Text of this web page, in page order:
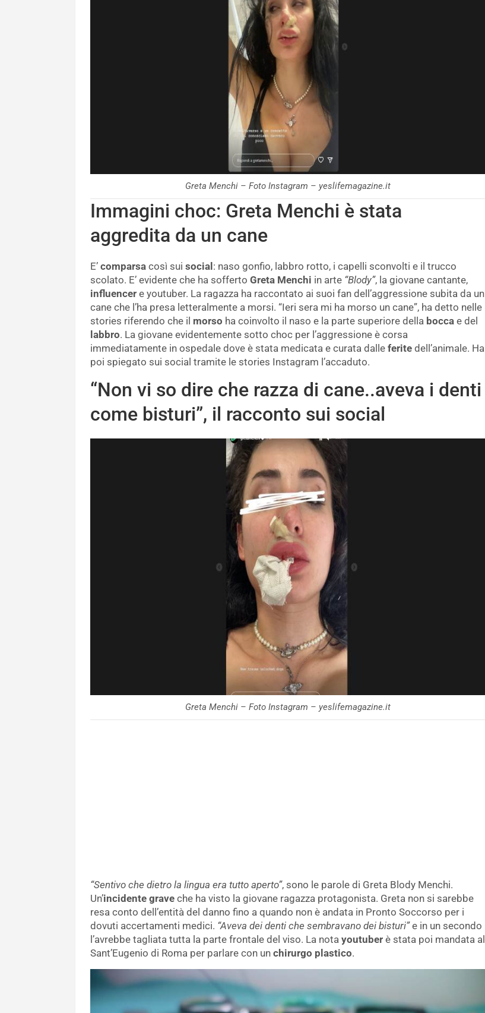
Greta Menchi – Foto Instagram – yeslifemagazine.it
Immagini choc: Greta Menchi è stata
aggredita da un cane
E’ comparsa così sui social: naso gonfio, labbro rotto, i capelli sconvolti e il trucco
scolato. E’ evidente che ha sofferto Greta Menchi in arte “Blody”, la giovane cantante,
influencer e youtuber. La ragazza ha raccontato ai suoi fan dell’aggressione subita da un
cane che l’ha presa letteralmente a morsi. “Ieri sera mi ha morso un cane”, ha detto nelle
stories riferendo che il morso ha coinvolto il naso e la parte superiore della bocca e del
labbro. La giovane evidentemente sotto choc per l’aggressione è corsa
immediatamente in ospedale dove è stata medicata e curata dalle ferite dell’animale. Ha
poi spiegato sui social tramite le stories Instagram l’accaduto.
“Non vi so dire che razza di cane..aveva i denti
come bisturi”, il racconto sui social
Greta Menchi – Foto Instagram – yeslifemagazine.it
“Sentivo che dietro la lingua era tutto aperto”, sono le parole di Greta Blody Menchi.
Un’incidente grave che ha visto la giovane ragazza protagonista. Greta non si sarebbe
resa conto dell’entità del danno fino a quando non è andata in Pronto Soccorso per i
dovuti accertamenti medici. “Aveva dei denti che sembravano dei bisturi”e in un secondo
l’avrebbe tagliata tutta la parte frontale del viso. La nota youtuber è stata poi mandata al
Sant’Eugenio di Roma per parlare con un chirurgo plastico.